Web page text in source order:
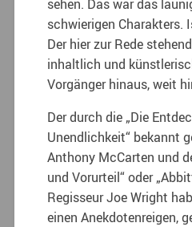
sehen. Das war das
schwierigen Charakters.
Der hier zur Rede
inhaltlich und
Vorgänger hinaus, weit
Der durch die „Die
Unendlichkeit“ bekannt
Anthony McCarten und
und Vorurteil“ oder
Regisseur Joe Wright
einen Anekdotenreigen,